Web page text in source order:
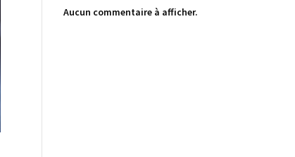
Aucun commentaire à afficher.